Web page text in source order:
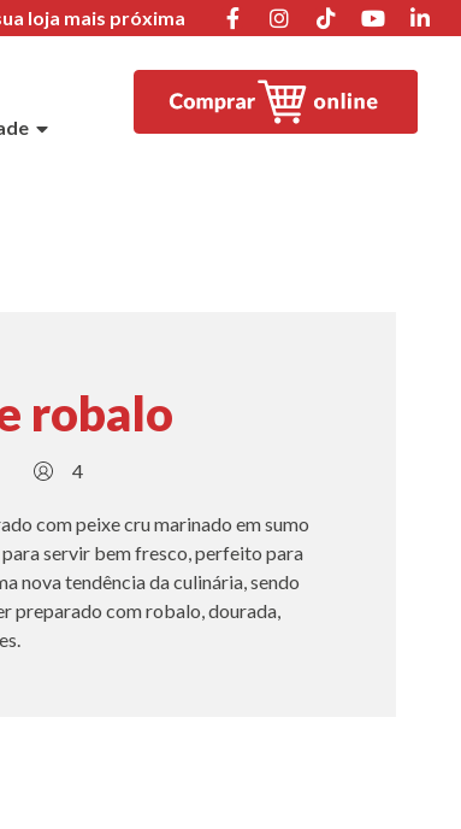
loja mais próxima
robalo
4
com peixe cru marinado em sumo
servir bem fresco, perfeito para
nova tendência da culinária, sendo
preparado com robalo, dourada,